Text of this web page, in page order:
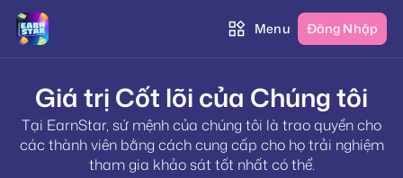
Menu Đăng Nhập
Giá trị Cốt lõi của Chúng tôi
Tại EarnStar, sứ mệnh của chúng tôi là trao quyền cho
các thành viên bằng cách cung cấp cho họ trải nghiệm
tham gia khảo sát tốt nhất có thể.